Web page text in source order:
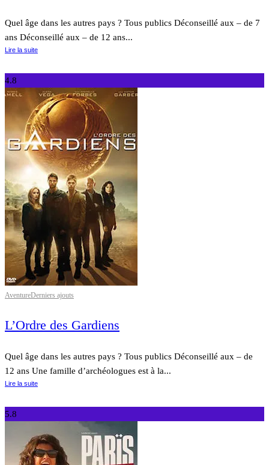
Quel âge dans les autres pays ? Tous publics Déconseillé aux – de 7
ans Déconseillé aux – de 12 ans...
Lire la suite
4.8
AventureDerniers ajouts
L’Ordre des Gardiens
Quel âge dans les autres pays ? Tous publics Déconseillé aux – de
12 ans Une famille d’archéologues est à la...
Lire la suite
5.8